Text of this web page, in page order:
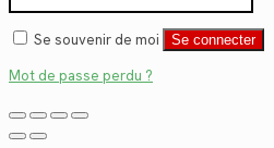
Se souvenir de moi Se connecter
Mot de passe perdu ?